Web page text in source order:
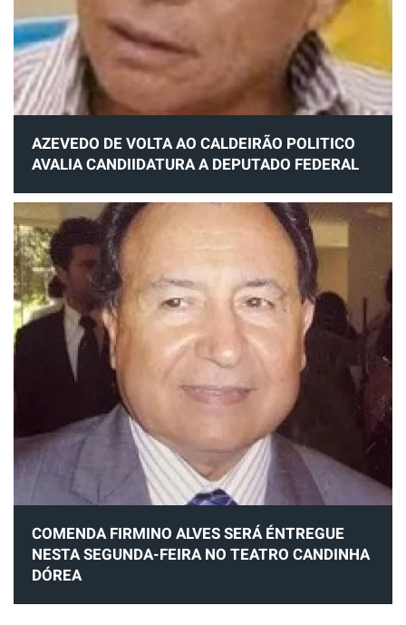
AZEVEDO DE VOLTA AO CALDEIRÃO POLITICO
AVALIA CANDIIDATURA A DEPUTADO FEDERAL
COMENDA FIRMINO ALVES SERÁ ÉNTREGUE
NESTA SEGUNDA-FEIRA NO TEATRO CANDINHA
DÓREA